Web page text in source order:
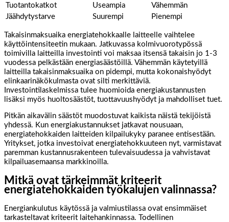
Tuotantokatkot
Useampia
Vähemmän
Jäähdytystarve
Suurempi Pienempi
Takaisinmaksuaika energiatehokkaalle laitteelle vaihtelee
käyttöintensiteetin mukaan. Jatkuvassa kolmivuorotypössä
toimivilla laitteilla investointi voi maksaa itsensä takaisin jo 1-3
vuodessa pelkästään energiasäästöillä. Vähemmän käytetyillä
laitteilla takaisinmaksuaika on pidempi, mutta kokonaishyödyt
elinkaarinäkökulmasta ovat silti merkittäviä.
Investointilaskelmissa tulee huomioida energiakustannusten
lisäksi myös huoltosäästöt, tuottavuushyödyt ja mahdolliset tuet.
Pitkän aikavälin säästöt muodostuvat kaikista näistä tekijöistä
yhdessä. Kun energiakustannukset jatkavat nousuaan,
energiatehokkaiden laitteiden kilpailukyky paranee entisestään.
Yritykset, jotka investoivat energiatehokkuuteen nyt, varmistavat
paremman kustannusrakenteen tulevaisuudessa ja vahvistavat
kilpailuasemaansa markkinoilla.
Mitkä ovat tärkeimmät kriteerit
energiatehokkaiden työkalujen valinnassa?
Energiankulutus käytössä ja valmiustilassa ovat ensimmäiset
tarkasteltavat kriteerit laitehankinnassa. Todellinen